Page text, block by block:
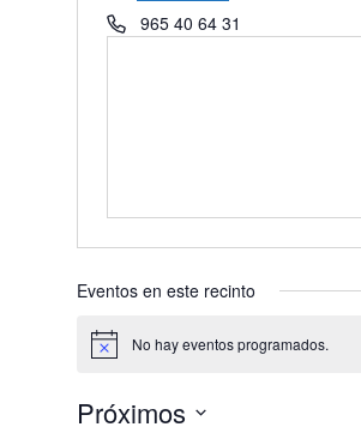
Teléfono965 40 64 31
Eventos en este recinto
Aviso No hay eventos programados.
Próximos